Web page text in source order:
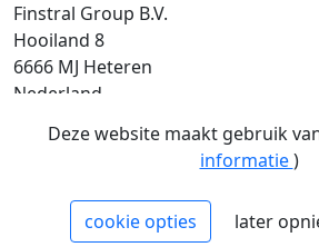
Finstral Group B.V.
Hooiland 8
6666 MJ Heteren
Nederland
E: info@finstral.nl
BTW: NL813263025B01
EORI: NL813263025
NCAGE: H2NM0
Deze website maakt gebruik
informatie)
cookie opties later